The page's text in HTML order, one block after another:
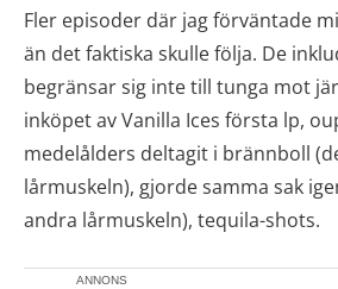
Fler episoder där jag förväntade
än det faktiska skulle följa. De
begränsar sig inte till tunga mot
inköpet av Vanilla Ices första lp,
medelålders deltagit i brännboll
lårmuskeln), gjorde samma sak
andra lårmuskeln), tequila-shots.
ANNONS